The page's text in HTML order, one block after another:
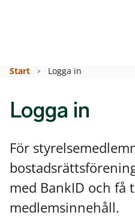
Start Logga in
Logga in
För
med BankID och få
medlemsinnehåll.